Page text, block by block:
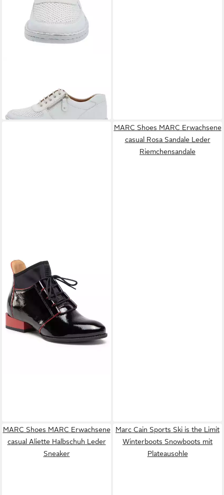
Halbschuh Leder Sneaker
UVP89,95 €
Czerwonym Stiefelette
73,99 €
MARC Shoes MARC Erwachsene
casual Rosa Sandale Leder
Riemchensandale
MARC Shoes MARC Erwachsene
casual Aliette Halbschuh Leder
Sneaker
Marc Cain Sports Ski is the Limit
Winterboots Snowboots mit
Plateausohle